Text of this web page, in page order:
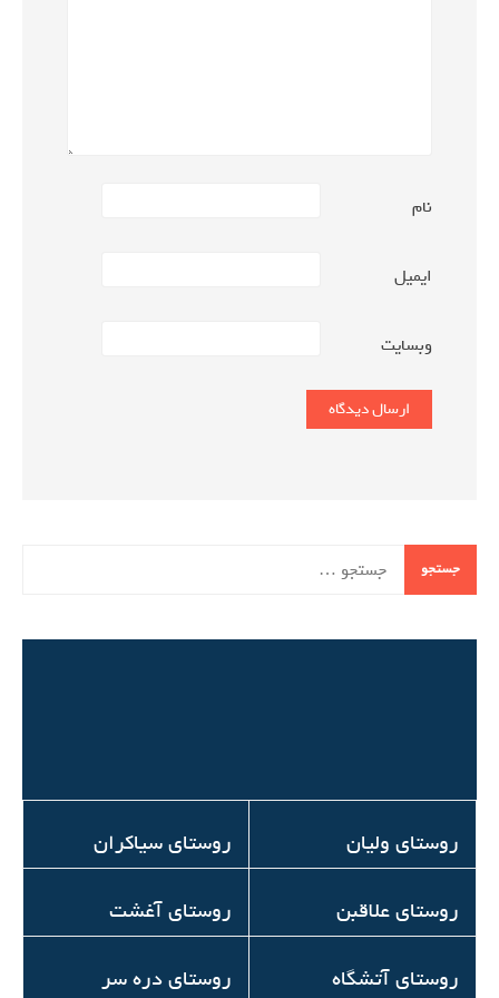
نام
ایمیل
وبسایت
جستجو
برای:
روستای ولیان روستای سیاکران
روستای علاقبن روستای آغشت
روستای آتشگاه روستای دره سر